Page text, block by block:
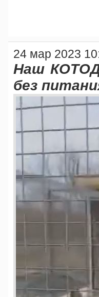
24 мар 2023
Наш
без